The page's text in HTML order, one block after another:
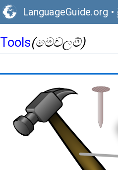
LanguageGuide.org •
Tools(මෙවලම්)